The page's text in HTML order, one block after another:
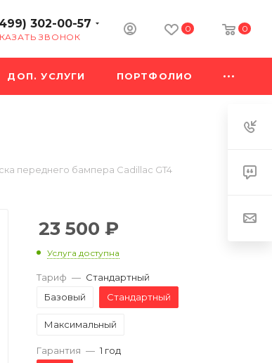
302-00-57
ЗВОНОК
0 0
ДОП. УСЛУГИ ПОРТФОЛИО
переднего бампера Cadillac GT4
23 500 ₽
Услуга доступна
Тариф — Стандартный
Базовый
Стандартный
Максимальный
Гарантия — 1 год